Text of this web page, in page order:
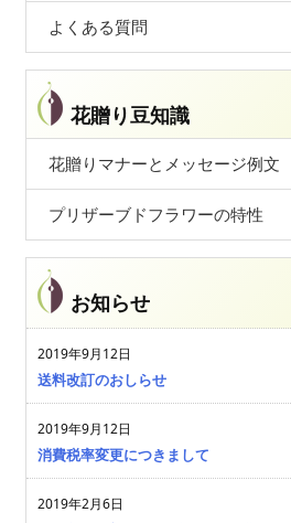
よくある質問
花贈り豆知識
花贈りマナーとメッセージ例文
プリザーブドフラワーの特性
お知らせ
2019年9月12日
送料改訂のおしらせ
2019年9月12日
消費税率変更につきまして
2019年2月6日